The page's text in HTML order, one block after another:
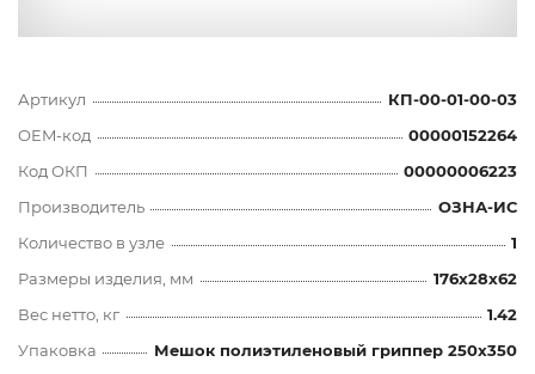
Артикул
КП-00-01-00-03
OEM-код
00000152264
Код ОКП
00000006223
Производитель
ОЗНА-ИС
Количество в узле
1
Размеры изделия, мм
176x28x62
Вес нетто, кг
1.42
Упаковка
Мешок полиэтиленовый гриппер 250х350